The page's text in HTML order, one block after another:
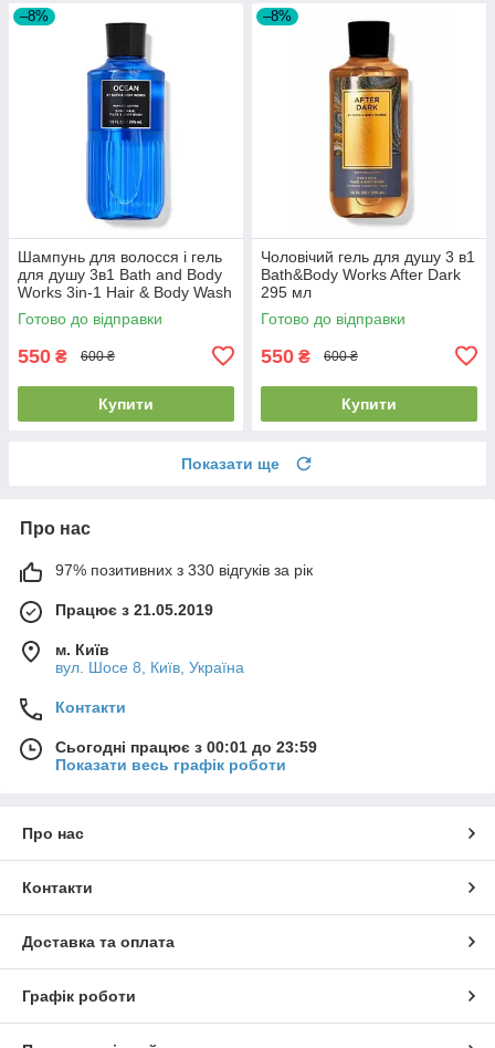
–8%
Шампунь для волосся і гель
для душу 3в1 Bath and Body
Works 3in-1 Hair & Body Wash
Ocean
Готово до відправки
550 ₴ 600 ₴
Купити
–8%
Чоловічий гель для душу 3 в1
Bath&Body Works After Dark
295 мл
Готово до відправки
550 ₴ 600 ₴
Купити
Показати ще
Про нас
97% позитивних з 330 відгуків за рік
Працює з 21.05.2019
м. Київ
вул. Шосе 8, Київ, Україна
Контакти
Сьогодні працює з 00:01 до 23:59
Показати весь графік роботи
Про нас
Контакти
Доставка та оплата
Графік роботи